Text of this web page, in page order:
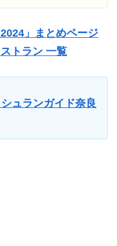
」まとめページ
トラン 一覧
シュランガイド奈良